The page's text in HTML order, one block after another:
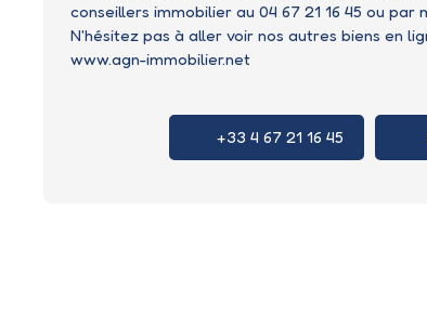
conseillers immobilier au 04 67 21 16 45 ou par
N'hésitez pas à aller voir nos autres biens en
www.agn-immobilier.net
+33 4 67 21 16 45